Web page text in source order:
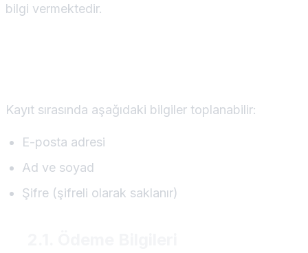
bilgi vermektedir.
Kayıt sırasında aşağıdaki bilgiler toplanabilir:
E-posta adresi
Ad ve soyad
Şifre (şifreli olarak saklanır)